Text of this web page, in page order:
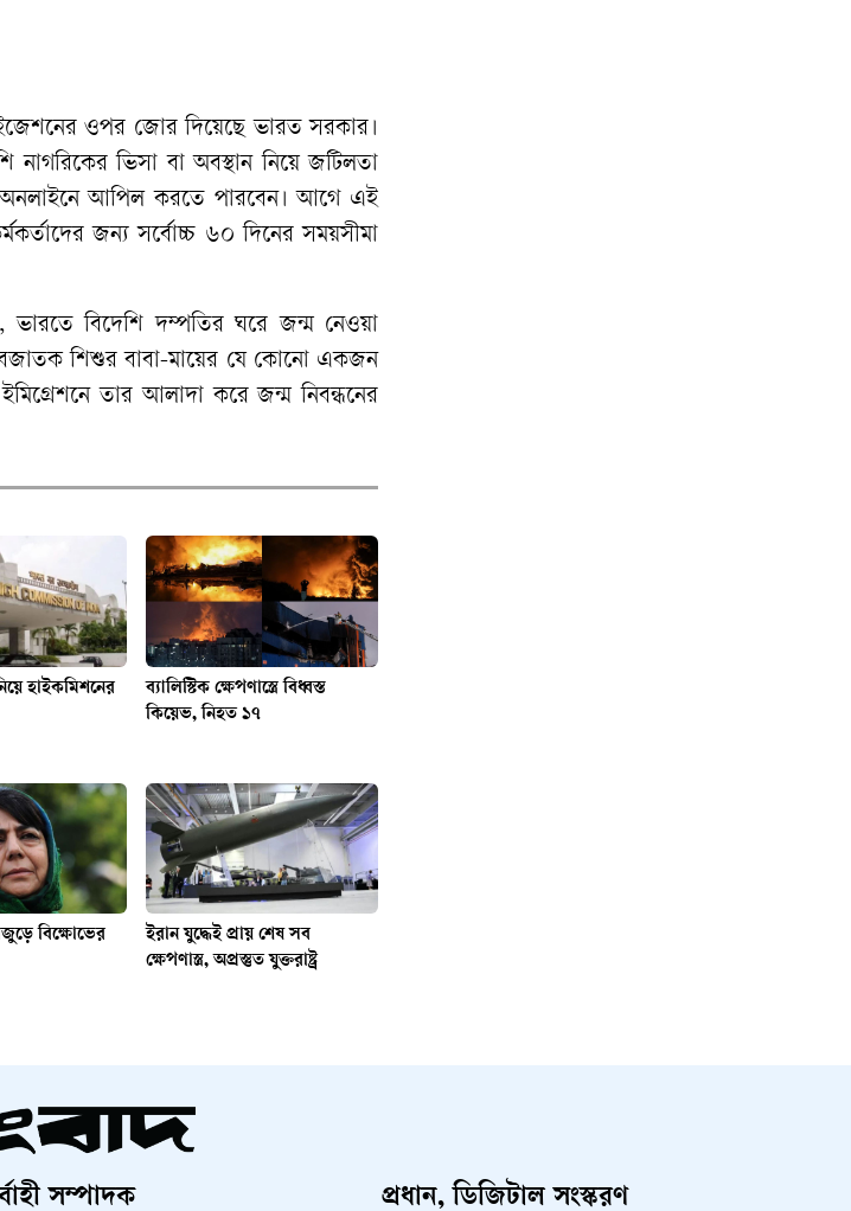
ওপর জোর দিয়েছে ভারত সরকার।
নাগরিকের ভিসা বা অবস্থান নিয়ে জটিলতা
অনলাইনে আপিল করতে পারবেন। আগে এই
জন্য সর্বোচ্চ ৬০ দিনের সময়সীমা
, ভারতে বিদেশি দম্পতির ঘরে জন্ম নেওয়া
শিশুর বাবা-মায়ের যে কোনো একজন
ইমিগ্রেশনে তার আলাদা করে জন্ম নিবন্ধনের
হাইকমিশনের
ব্যালিস্টিক ক্ষেপণাস্ত্রে বিধ্বস্ত
কিয়েভ, নিহত ১৭
বিক্ষোভের
ইরান যুদ্ধেই প্রায় শেষ সব
ক্ষেপণাস্ত্র, অপ্রস্তুত যুক্তরাষ্ট্র
সম্পাদক প্রধান, ডিজিটাল সংস্করণ